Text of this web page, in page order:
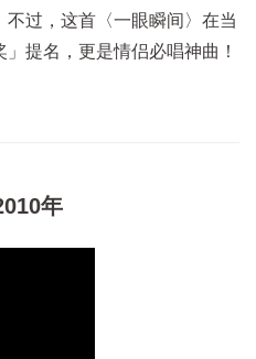
过，这首〈一眼瞬间〉在当
提名，更是情侣必唱神曲！
年